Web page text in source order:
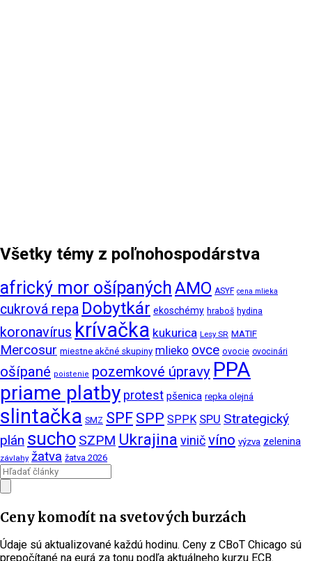
Všetky témy z poľnohospodárstva
africký mor ošípanýchAMO ASYF cena mlieka
cukrová repa Dobytkár ekoschémy hraboš hydina
koronavírus krívačka kukurica Lesy SR MATIF
Mercosur miestne akčné skupiny mlieko ovce ovocie ovocinári
ošípané poistenie pozemkové úpravy PPA
priame platby protest pšenica repka olejná
slintačka SMZ SPF SPP SPPK SPU Strategický
plán sucho SZPM Ukrajina viničvíno výzva zelenina
závlahy žatva žatva 2026
Ceny komodít na svetových burzách
Údaje sú aktualizované každú hodinu. Ceny z CBoT Chicago sú
prepočítané na eurá za tonu podľa aktuálneho kurzu ECB.